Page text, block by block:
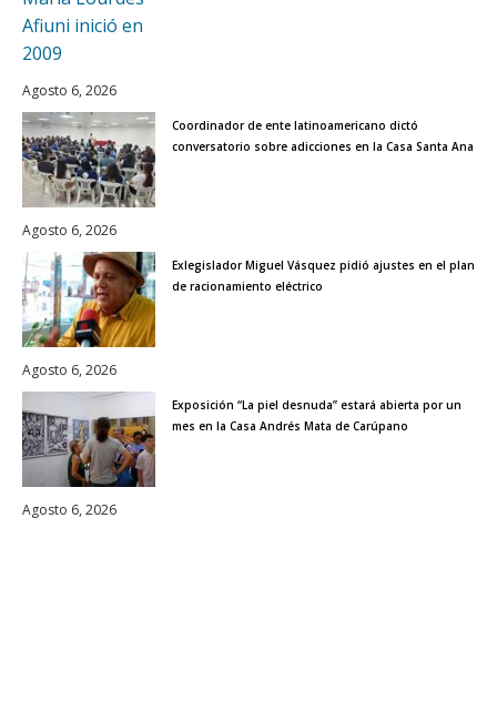
Agosto 6, 2026
Coordinador de ente latinoamericano dictó
conversatorio sobre adicciones en la Casa Santa Ana
Agosto 6, 2026
Exlegislador Miguel Vásquez pidió ajustes en el plan
de racionamiento eléctrico
Agosto 6, 2026
Exposición “La piel desnuda” estará abierta por un
mes en la Casa Andrés Mata de Carúpano
Agosto 6, 2026